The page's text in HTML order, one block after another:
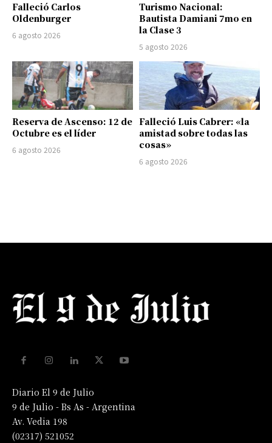
Falleció Carlos
Oldenburger
6 agosto 2026
Turismo Nacional:
Bautista Damiani 7mo en
la Clase 3
5 agosto 2026
Reserva de Ascenso: 12 de
Octubre es el líder
6 agosto 2026
Falleció Luis Cabrer: «la
amistad sobre todas las
cosas»
6 agosto 2026
Diario El 9 de Julio
9 de Julio - Bs As - Argentina
Av. Vedia 198
(02317) 521052